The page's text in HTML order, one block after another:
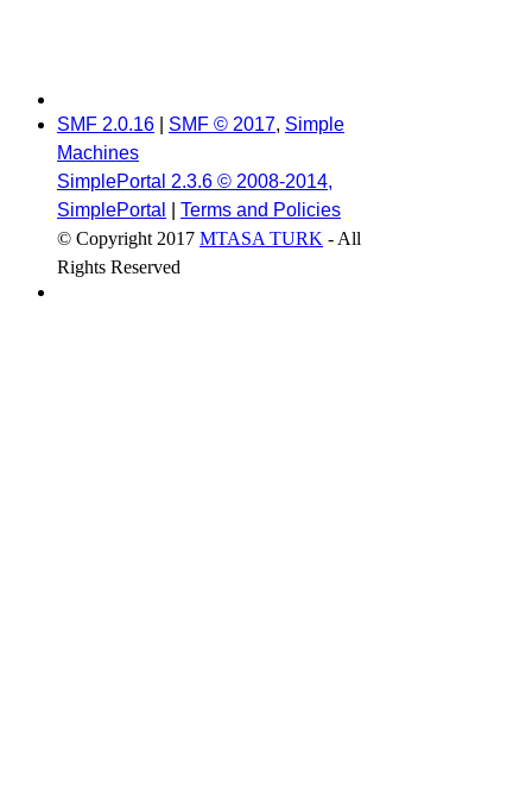
SMF 2.0.16 SMF © 2017, Simple
Machines
SimplePortal 2.3.6 © 2008-2014,
SimplePortal
Terms and Policies
© Copyright 2017 MTASA TURK - All
Rights Reserved